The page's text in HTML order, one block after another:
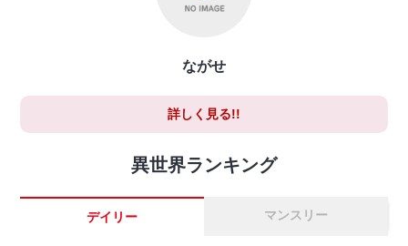
ながせ
詳しく見る!!
異世界ランキング
デイリー マンスリー